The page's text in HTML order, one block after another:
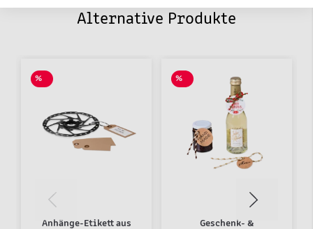
Alternative Produkte
%
Anhänge-Etikett aus
%
Geschenk- &